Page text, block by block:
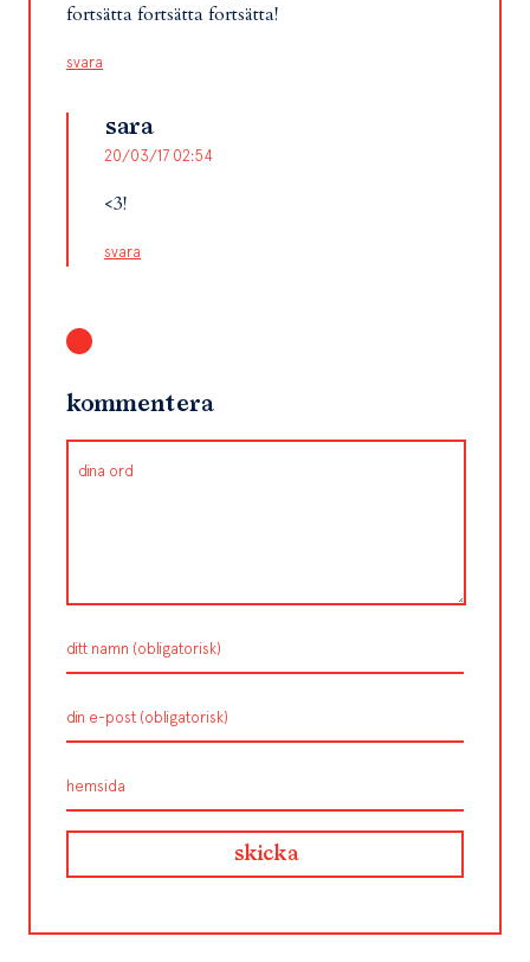
fortsätta fortsätta fortsätta!
svara
sara
20/03/17 02:54
<3!
svara
kommentera